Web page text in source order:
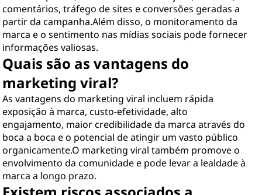
comentários, tráfego de sites e conversões geradas a
partir da campanha.Além disso, o monitoramento da
marca e o sentimento nas mídias sociais pode fornecer
informações valiosas.
Quais são as vantagens do
marketing viral?
As vantagens do marketing viral incluem rápida
exposição à marca, custo-efetividade, alto
engajamento, maior credibilidade da marca através do
boca a boca e o potencial de atingir um vasto público
organicamente.O marketing viral também promove o
envolvimento da comunidade e pode levar a lealdade à
marca a longo prazo.